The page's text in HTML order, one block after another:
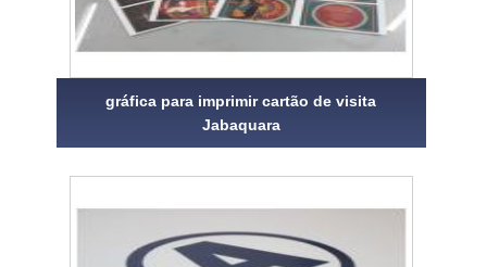
gráfica para imprimir cartão de visita
Jabaquara